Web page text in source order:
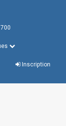
Inscription